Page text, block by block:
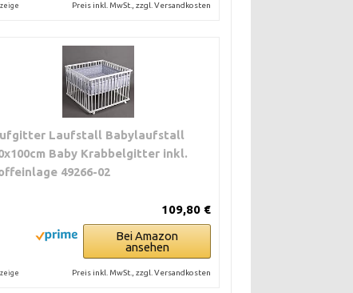
Preis inkl. MwSt., zzgl. Versandkosten
Laufstall Babylaufstall
Baby Krabbelgitter inkl.
49266-02
109,80 €
Bei Amazon
ansehen
Preis inkl. MwSt., zzgl. Versandkosten